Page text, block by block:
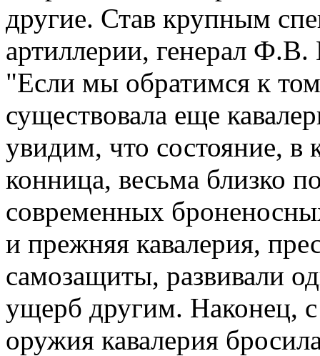
другие. Став крупным
артиллерии, генерал Ф.В.
"Если мы обратимся к
существовала еще
увидим, что состояние, в
конница, весьма близко
современных
и прежняя кавалерия,
самозащиты, развивали
ущерб другим. Наконец, с
оружия кавалерия